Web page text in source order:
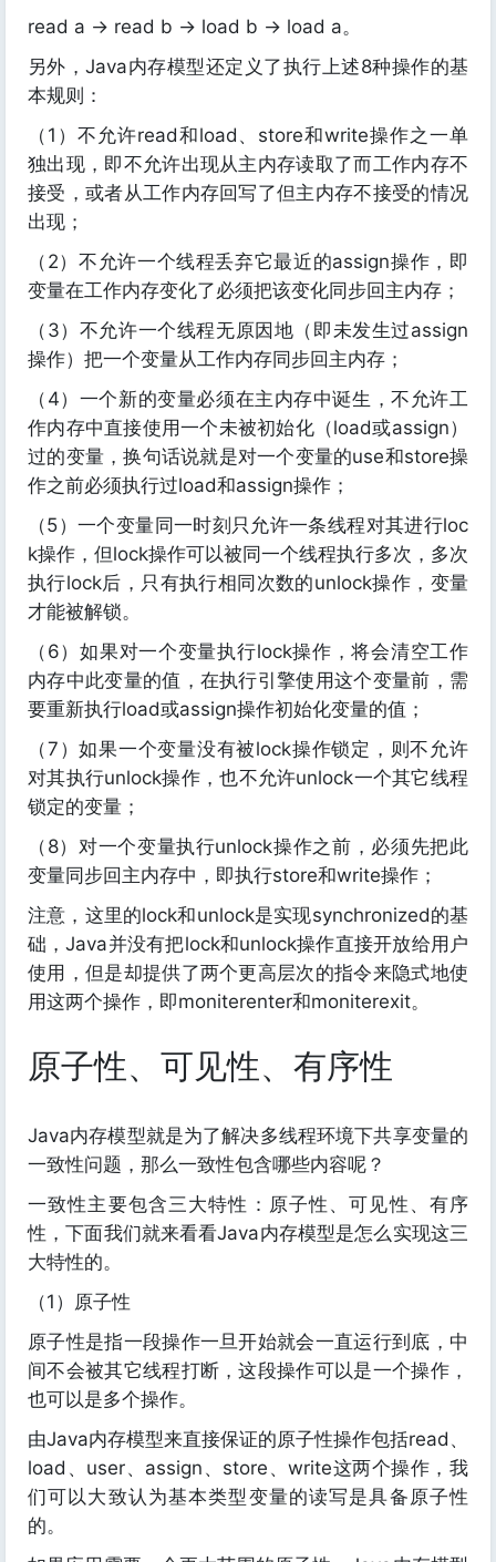
read a -> read b -> load b -> load a。
另外，Java内存模型还定义了执行上述8种操作的基
本规则：
（1）不允许read和load、store和write操作之一单
独出现，即不允许出现从主内存读取了而工作内存不
接受，或者从工作内存回写了但主内存不接受的情况
出现；
（2）不允许一个线程丢弃它最近的assign操作，即
变量在工作内存变化了必须把该变化同步回主内存；
（3）不允许一个线程无原因地（即未发生过assign
操作）把一个变量从工作内存同步回主内存；
（4）一个新的变量必须在主内存中诞生，不允许工
作内存中直接使用一个未被初始化（load或assign）
过的变量，换句话说就是对一个变量的use和store操
作之前必须执行过load和assign操作；
（5）一个变量同一时刻只允许一条线程对其进行loc
k操作，但lock操作可以被同一个线程执行多次，多次
执行lock后，只有执行相同次数的unlock操作，变量
才能被解锁。
（6）如果对一个变量执行lock操作，将会清空工作
内存中此变量的值，在执行引擎使用这个变量前，需
要重新执行load或assign操作初始化变量的值；
（7）如果一个变量没有被lock操作锁定，则不允许
对其执行unlock操作，也不允许unlock一个其它线程
锁定的变量；
（8）对一个变量执行unlock操作之前，必须先把此
变量同步回主内存中，即执行store和write操作；
注意，这里的lock和unlock是实现synchronized的基
础，Java并没有把lock和unlock操作直接开放给用户
使用，但是却提供了两个更高层次的指令来隐式地使
用这两个操作，即moniterenter和moniterexit。
原子性、可见性、有序性
Java内存模型就是为了解决多线程环境下共享变量的
一致性问题，那么一致性包含哪些内容呢？
一致性主要包含三大特性：原子性、可见性、有序
性，下面我们就来看看Java内存模型是怎么实现这三
大特性的。
（1）原子性
原子性是指一段操作一旦开始就会一直运行到底，中
间不会被其它线程打断，这段操作可以是一个操作，
也可以是多个操作。
由Java内存模型来直接保证的原子性操作包括read、
load、user、assign、store、write这两个操作，我
们可以大致认为基本类型变量的读写是具备原子性
的。